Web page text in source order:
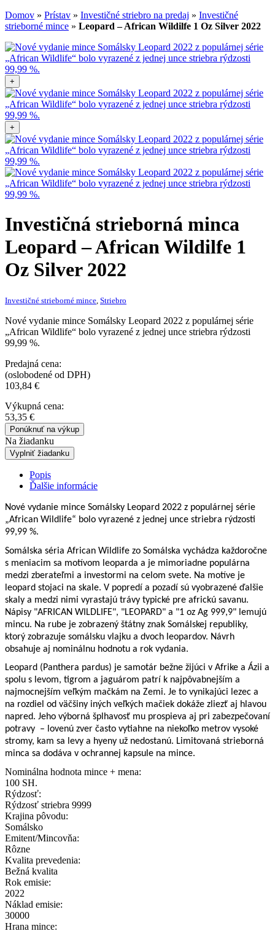
Domov » Prístav » Investičné striebro na predaj » Investičné
strieborné mince » Leopard – African Wildilfe 1 Oz Silver 2022
+
+
Investičná strieborná minca
Leopard – African Wildilfe 1
Oz Silver 2022
Investičné strieborné mince Striebro
Nové vydanie mince Somálsky Leopard 2022 z populárnej série
„African Wildlife“ bolo vyrazené z jednej unce striebra rýdzosti
99,99 %.
Predajná cena:
(oslobodené od DPH)
103,84 €
Výkupná cena:
53,35 €
Ponúknuť na výkup
Na žiadanku
Vyplniť žiadanku
Popis
Ďalšie informácie
Nové vydanie mince Somálsky Leopard 2022 z populárnej série
„African Wildlife“ bolo vyrazené z jednej unce striebra rýdzosti
99,99 %.
Somálska séria African Wildlife zo Somálska vychádza každoročne
s meniacim sa motívom leoparda a je mimoriadne populárna
medzi zberateľmi a investormi na celom svete. Na motíve je
leopard stojaci na skale. V popredí a pozadí sú vyobrazené ďalšie
skaly a medzi nimi vyrastajú trávy typické pre africkú savanu.
Nápisy "AFRICAN WILDLIFE", "LEOPARD" a "1 oz Ag 999,9" lemujú
mincu. Na rube je zobrazený štátny znak Somálskej republiky,
ktorý zobrazuje somálsku vlajku a dvoch leopardov. Návrh
obsahuje aj nominálnu hodnotu a rok vydania.
Leopard (Panthera pardus) je samotár bežne žijúci v Afrike a Ázii a
spolu s levom, tigrom a jaguárom patrí k najpôvabnejším a
najmocnejším veľkým mačkám na Zemi. Je to vynikajúci lezec a
na rozdiel od väčšiny iných veľkých mačiek dokáže zliezť aj hlavou
napred. Jeho výborná šplhavosť mu prospieva aj pri zabezpečovaní
potravy – lovenú zver často vytiahne na niekoľko metrov vysoké
stromy, kam sa levy a hyeny už nedostanú. Limitovaná strieborná
minca sa dodáva v ochrannej kapsule na mince.
Nominálna hodnota mince + mena:
100 SH.
Rýdzosť:
Rýdzosť striebra 9999
Krajina pôvodu:
Somálsko
Emitent/Mincovňa:
Rôzne
Kvalita prevedenia:
Bežná kvalita
Rok emisie:
2022
Náklad emisie:
30000
Hrana mince: